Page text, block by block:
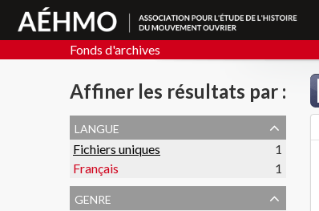
Fonds d'archives
Affiner les résultats par :
langue
Fichiers uniques
1
Français
1
genre